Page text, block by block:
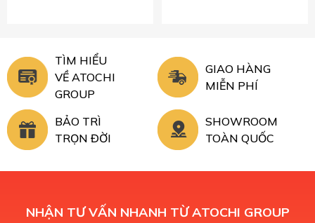
TÌM HIỂU
VỀ ATOCHI
GROUP
GIAO HÀNG
MIỄN PHÍ
BẢO TRÌ
TRỌN ĐỜI
SHOWROOM
TOÀN QUỐC
NHẬN TƯ VẤN NHANH TỪ ATOCHI GROUP